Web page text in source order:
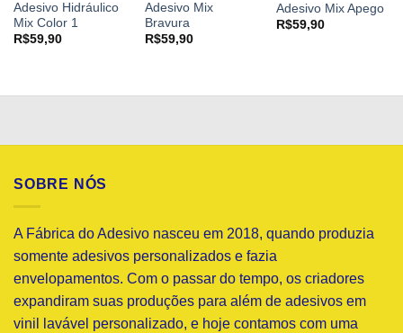
Adesivo Hidráulico
Mix Color 1
R$59,90
Adesivo Mix
Bravura
R$59,90
Adesivo Mix Apego
R$59,90
SOBRE NÓS
A Fábrica do Adesivo nasceu em 2018, quando produzia
somente adesivos personalizados e fazia
envelopamentos. Com o passar do tempo, os criadores
expandiram suas produções para além de adesivos em
vinil lavável personalizado, e hoje contamos com uma